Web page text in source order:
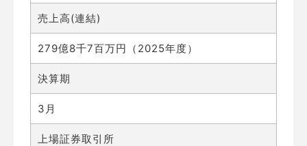
売上高(連結)
279億8千7百万円（2025年度）
決算期
3月
上場証券取引所